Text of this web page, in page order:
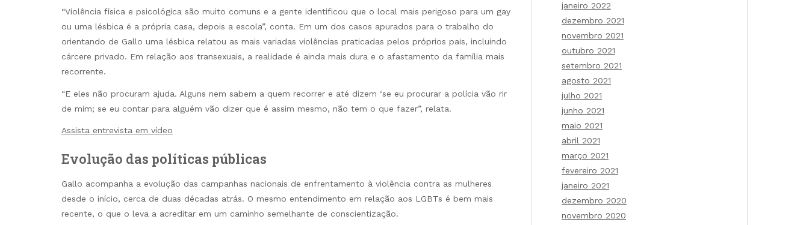
“Violência física e psicológica são muito comuns e a gente identificou que o local mais perigoso para um gay
ou uma lésbica é a própria casa, depois a escola”, conta. Em um dos casos apurados para o trabalho do
orientando de Gallo uma lésbica relatou as mais variadas violências praticadas pelos próprios pais, incluindo
cárcere privado. Em relação aos transexuais, a realidade é ainda mais dura e o afastamento da família mais
recorrente.
“E eles não procuram ajuda. Alguns nem sabem a quem recorrer e até dizem ‘se eu procurar a polícia vão rir
de mim; se eu contar para alguém vão dizer que é assim mesmo, não tem o que fazer”, relata.
Assista entrevista em vídeo
Evolução das políticas públicas
Gallo acompanha a evolução das campanhas nacionais de enfrentamento à violência contra as mulheres
desde o início, cerca de duas décadas atrás. O mesmo entendimento em relação aos LGBTs é bem mais
recente, o que o leva a acreditar em um caminho semelhante de conscientização.
janeiro 2022
dezembro 2021
novembro 2021
outubro 2021
setembro 2021
agosto 2021
julho 2021
junho 2021
maio 2021
abril 2021
março 2021
fevereiro 2021
janeiro 2021
dezembro 2020
novembro 2020